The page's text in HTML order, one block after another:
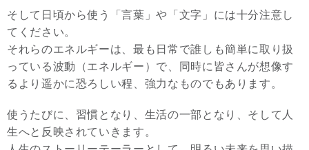
そして日頃から使う「言葉」や「文字」には十分注意し
てください。
それらのエネルギーは、最も日常で誰しも簡単に取り扱
っている波動（エネルギー）で、同時に皆さんが想像す
るより遥かに恐ろしい程、強力なものでもあります。
使うたびに、習慣となり、生活の一部となり、そして人
生へと反映されていきます。